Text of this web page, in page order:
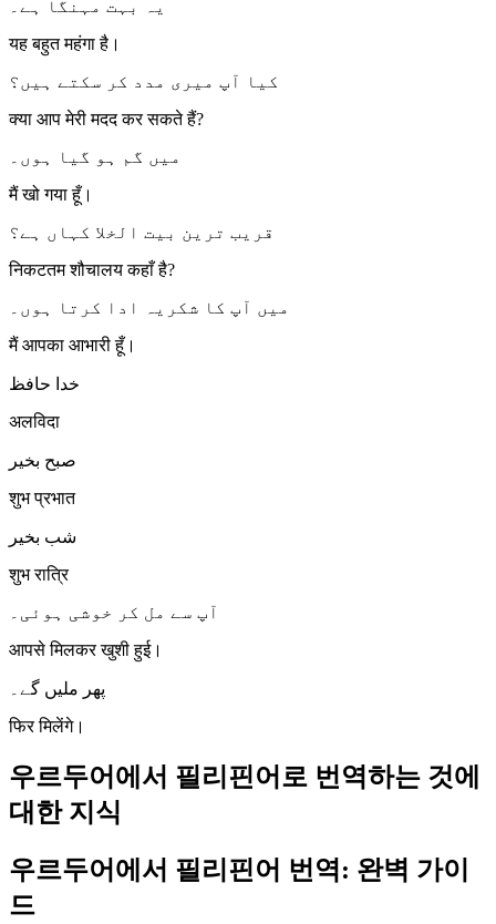
یہ بہت مہنگا ہے۔
यह बहुत महंगा है।
کیا آپ میری مدد کر سکتے ہیں؟
क्या आप मेरी मदद कर सकते हैं?
میں گم ہو گیا ہوں۔
मैं खो गया हूँ।
قریب ترین بیت الخلا کہاں ہے؟
निकटतम शौचालय कहाँ है?
میں آپ کا شکریہ ادا کرتا ہوں۔
मैं आपका आभारी हूँ।
خدا حافظ
अलविदा
صبح بخیر
शुभ प्रभात
شب بخیر
शुभ रात्रि
آپ سے مل کر خوشی ہوئی۔
आपसे मिलकर खुशी हुई।
پھر ملیں گے۔
फिर मिलेंगे।
우르두어에서 필리핀어로 번역하는 것에
대한 지식
우르두어에서 필리핀어 번역: 완벽 가이
드